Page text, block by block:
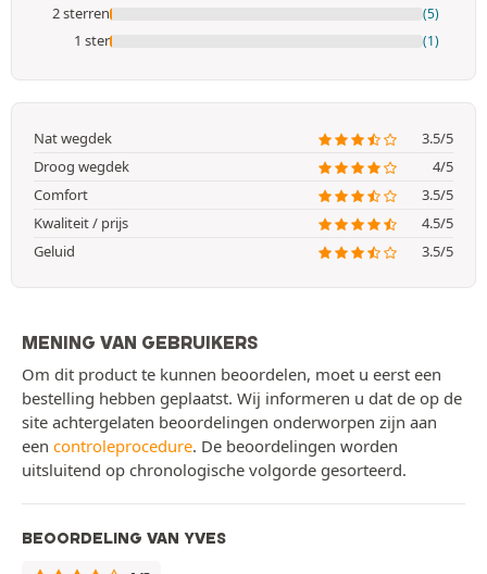
2 sterren (5)
1 ster (1)
Nat wegdek
3.5/5
Droog wegdek
4/5
Comfort
3.5/5
Kwaliteit / prijs
4.5/5
Geluid
3.5/5
MENING VAN GEBRUIKERS
Om dit product te kunnen beoordelen, moet u eerst een
bestelling hebben geplaatst. Wij informeren u dat de op de
site achtergelaten beoordelingen onderworpen zijn aan
een controleprocedure. De beoordelingen worden
uitsluitend op chronologische volgorde gesorteerd.
BEOORDELING VAN YVES